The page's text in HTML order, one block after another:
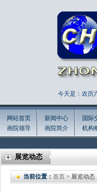
今天是：农历
网站首页
画院领导
新闻中心
画院简介
国际
机构
展览动态
当前位置： 首页 > 展览动态